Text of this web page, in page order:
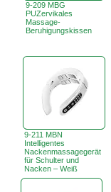
9-209 MBG
PUZervikales
Massage-
Beruhigungskissen
9-211 MBN
Intelligentes
Nackenmassagegerät
für Schulter und
Nacken – Weiß